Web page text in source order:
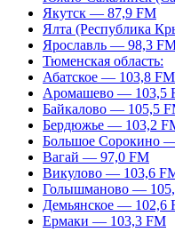
Якутск — 87,9 FM
Ялта (Республика
Ярославль — 98,3
Тюменская область:
Абатское — 103,8 FM
Аромашево — 103,5
Байкалово — 105,5
Бердюжье — 103,2
Большое Сорокино
Вагай — 97,0 FM
Викулово — 103,6
Голышманово —
Демьянское — 102,6
Ермаки — 103,3 FM